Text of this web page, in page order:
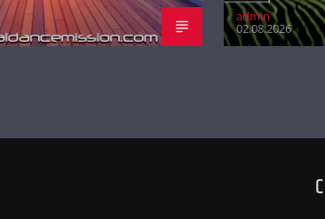
admin
02.08.2026